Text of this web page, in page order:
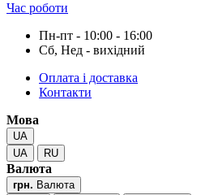
Час роботи
Пн-пт - 10:00 - 16:00
Сб, Нед - вихідний
Оплата і доставка
Контакти
Мова
UA
UA
RU
Валюта
грн. Валюта